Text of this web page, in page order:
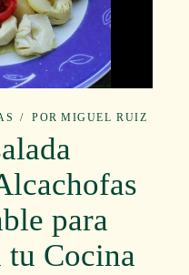
POR MIGUEL RUIZ
para
tu Cocina